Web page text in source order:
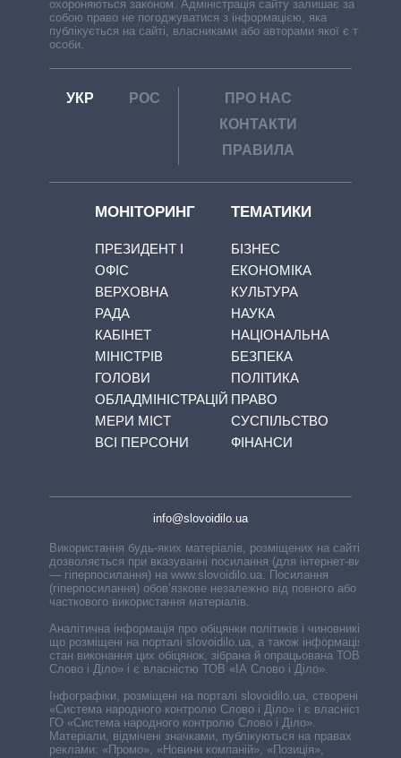
охороняються законом. Адміністрація сайту залишає за
собою право не погоджуватися з інформацією, яка
публікується на сайті, власниками або авторами якої є треті
особи.
УКР РОС
ПРО НАС
КОНТАКТИ
ПРАВИЛА
МОНІТОРИНГ
ПРЕЗИДЕНТ І
ОФІС
ВЕРХОВНА
РАДА
КАБІНЕТ
МІНІСТРІВ
ГОЛОВИ
ОБЛАДМІНІСТРАЦІЙ
МЕРИ МІСТ
ВСІ ПЕРСОНИ
ТЕМАТИКИ
БІЗНЕС
ЕКОНОМІКА
КУЛЬТУРА
НАУКА
НАЦІОНАЛЬНА
БЕЗПЕКА
ПОЛІТИКА
ПРАВО
СУСПІЛЬСТВО
ФІНАНСИ
info@slovoidilo.ua
Використання будь-яких матеріалів, розміщених на сайті,
дозволяється при вказуванні посилання (для інтернет-видань
— гіперпосилання) на www.slovoidilo.ua. Посилання
(гіперпосилання) обов’язкове незалежно від повного або
часткового використання матеріалів.
Аналітична інформація про обіцянки політиків і чиновників,
що розміщені на порталі slovoidilo.ua, а також інформація про
стан виконання цих обіцянок, зібрана й опрацьована ТОВ «ІА
Слово і Діло» і є власністю ТОВ «ІА Слово і Діло».
Інфографіки, розміщені на порталі slovoidilo.ua, створені ГО
«Система народного контролю Слово і Діло» і є власністю
ГО «Система народного контролю Слово і Діло».
Матеріали, відмічені значками, публікуються на правах
реклами: «Промо», «Новини компаній», «Позиція»,